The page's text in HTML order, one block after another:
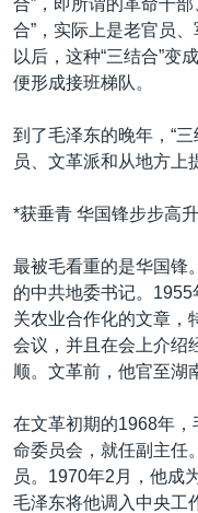
合”，实际上是老官员
以后，这种“三结合”变
便形成接班梯队。
到了毛泽东的晚年，“
员、文革派和从地方上
*获垂青 华国锋步步高
最被毛看重的是华国锋
的中共地委书记。
关农业合作化的文章，
会议，并且在会上介绍
顺。文革前，他官至湖
在文革初期的1968年
命委员会，就任副主任
员。1970年2月，他成
毛泽东将他调入中央工